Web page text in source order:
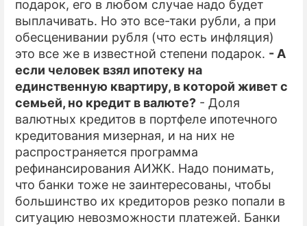
подарок, его в любом случае надо будет
выплачивать. Но это все-таки рубли, а при
обесценивании рубля (что есть инфляция)
это все же в известной степени подарок. - А
если человек взял ипотеку на
единственную квартиру, в которой живет с
семьей, но кредит в валюте? - Доля
валютных кредитов в портфеле ипотечного
кредитования мизерная, и на них не
распространяется программа
рефинансирования АИЖК. Надо понимать,
что банки тоже не заинтересованы, чтобы
большинство их кредиторов резко попали в
ситуацию невозможности платежей. Банки